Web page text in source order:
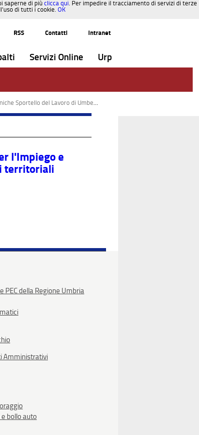
saperne di più clicca qui. Per impedire il tracciamento di servizi di terze
di tutti i cookie. OK
RSS
Contatti Intranet
Servizi Online Urp
del Lavoro di Umbertide - ARPAL Umbria
l'Impiego e
territoriali
PEC della Regione Umbria
Amministrativi
bollo auto